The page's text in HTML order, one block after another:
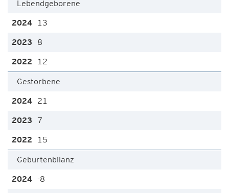
Lebendgeborene
13
8
12
Gestorbene
21
7
15
Geburtenbilanz
-8